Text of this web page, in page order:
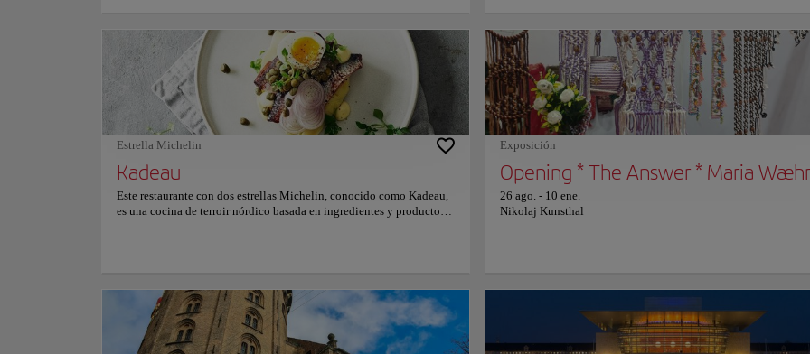
cuentos de hadas Hans Christian Andersen visitó el parque muchas
veces, al igual que Walt Disney y muchas otras celebridades, quienes
se enamoraron de los jardines. Parte del secreto de Tivoli Gardens es
que hay algo para todos. El paisaje es magnífico, con una
arquitectura exótica, edificios históricos y exuberantes jardines. Por
la noche, miles de luces de colores crean una atmósfera de cuento de
hadas que es completamente única. Para más información sobre
horarios y precios, consulte su página web oficial.
los colonos originales siguen viviendo en este barrio
autogestionado. En Christiania viven unas 1.000 personas y
año la visitan más de 500.000 personas. Muchos de los
Christiania construyeron ellos mismos sus casas, lo que da a la
un aire arquitectónico muy interesante con un claro aire de los
70. Además, hay una gran variedad de restaurantes ecológicos,
talleres, galerías y locales de música que ofrecen todo tipo de
experiencias culturales.
Estrella Michelin
Kadeau
Este restaurante con dos estrellas Michelin, conocido como Kadeau,
es una cocina de terroir nórdico basada en ingredientes y productos
experiencia gastronómica de varios platillos con recetas que evocan
sabores, estados de ánimo y paisajes nórdicos con extraordinaria
creatividad y habilidad, como las vieiras saladas y quemadas
rociadas con caldo de almejas, o la inesperada combinación de
toffee, crème Fraiche, patatas, rábano y flor de saúco, y una
Exposición
Opening * The Answer * Maria
26 ago. - 10 ene.
Nikolaj Kunsthal